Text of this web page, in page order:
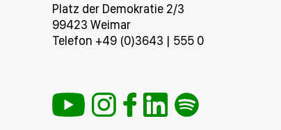
Platz der Demokratie 2/3
99423 Weimar
Telefon +49 (0)3643 | 555 0